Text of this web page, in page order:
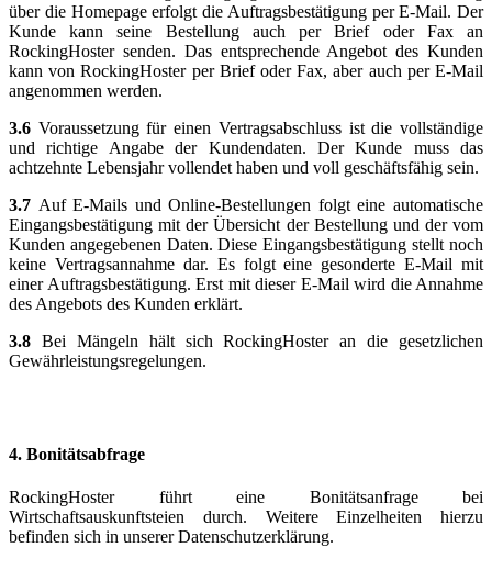
über die Homepage erfolgt die Auftragsbestätigung per E-Mail. Der
Kunde kann seine Bestellung auch per Brief oder Fax an
RockingHoster senden. Das entsprechende Angebot des Kunden
kann von RockingHoster per Brief oder Fax, aber auch per E-Mail
angenommen werden.
3.6 Voraussetzung für einen Vertragsabschluss ist die vollständige
und richtige Angabe der Kundendaten. Der Kunde muss das
achtzehnte Lebensjahr vollendet haben und voll geschäftsfähig sein.
3.7 Auf E-Mails und Online-Bestellungen folgt eine automatische
Eingangsbestätigung mit der Übersicht der Bestellung und der vom
Kunden angegebenen Daten. Diese Eingangsbestätigung stellt noch
keine Vertragsannahme dar. Es folgt eine gesonderte E-Mail mit
einer Auftragsbestätigung. Erst mit dieser E-Mail wird die Annahme
des Angebots des Kunden erklärt.
3.8 Bei Mängeln hält sich RockingHoster an die gesetzlichen
Gewährleistungsregelungen.
4. Bonitätsabfrage
RockingHoster führt eine Bonitätsanfrage bei
Wirtschaftsauskunftsteien durch. Weitere Einzelheiten hierzu
befinden sich in unserer Datenschutzerklärung.